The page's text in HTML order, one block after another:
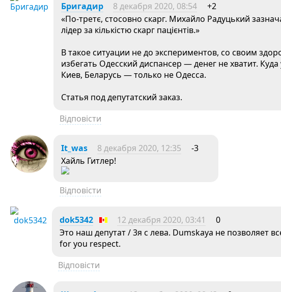
Бригадир 8 декабря 2020, 08:54
+2
«По-третє, стосовно скарг. Михайло Радуцький
лідер за кількістю скарг пацієнтів.»
В такое ситуации не до экспериментов, со своим
избегать Одесский диспансер — денег не хватит.
Киев, Беларусь — только не Одесса.
Статья под депутатский заказ.
Відповісти
It_was 8 декабря 2020, 12:35
-3
Хайль Гитлер!
Відповісти
dok5342 12 декабря 2020, 03:41
0
Это наш депутат / 3я с лева. Dumskaya не позволяет
for you respect.
Відповісти